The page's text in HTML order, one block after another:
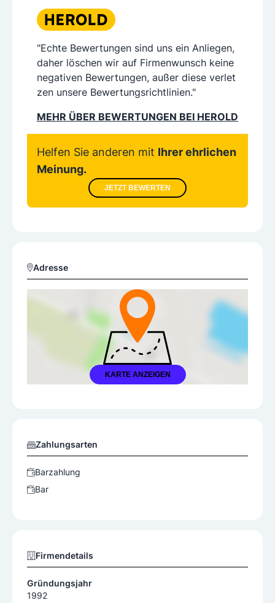
"Echte Bewertungen sind uns ein Anliegen,
daher löschen wir auf Firmenwunsch keine
negativen Bewertungen, außer diese verlet
zen unsere Bewertungsrichtlinien."
MEHR ÜBER BEWERTUNGEN BEI HEROLD
Helfen Sie anderen mit Ihrer ehrlichen
Meinung.
JETZT BEWERTEN
Adresse
KARTE ANZEIGEN
Zahlungsarten
Barzahlung
Bar
Firmendetails
Gründungsjahr
1992